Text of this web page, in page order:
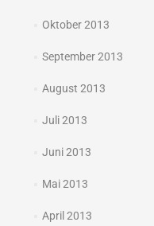
Oktober 2013
September 2013
August 2013
Juli 2013
Juni 2013
Mai 2013
April 2013